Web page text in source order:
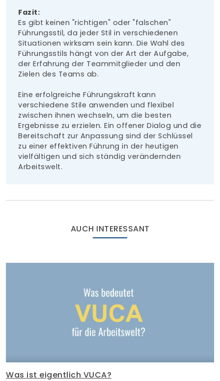
Fazit:
Es gibt keinen "richtigen" oder "falschen"
Führungsstil, da jeder Stil in verschiedenen
Situationen wirksam sein kann. Die Wahl des
Führungsstils hängt von der Art der Aufgabe,
der Erfahrung der Teammitglieder und den
Zielen des Teams ab.
Eine erfolgreiche Führungskraft kann
verschiedene Stile anwenden und flexibel
zwischen ihnen wechseln, um die besten
Ergebnisse zu erzielen. Ein offener Dialog und die
Bereitschaft zur Anpassung sind der Schlüssel
zu einer effektiven Führung in der heutigen
vielfältigen und sich ständig verändernden
Arbeitswelt.
AUCH INTERESSANT
Was ist eigentlich VUCA?